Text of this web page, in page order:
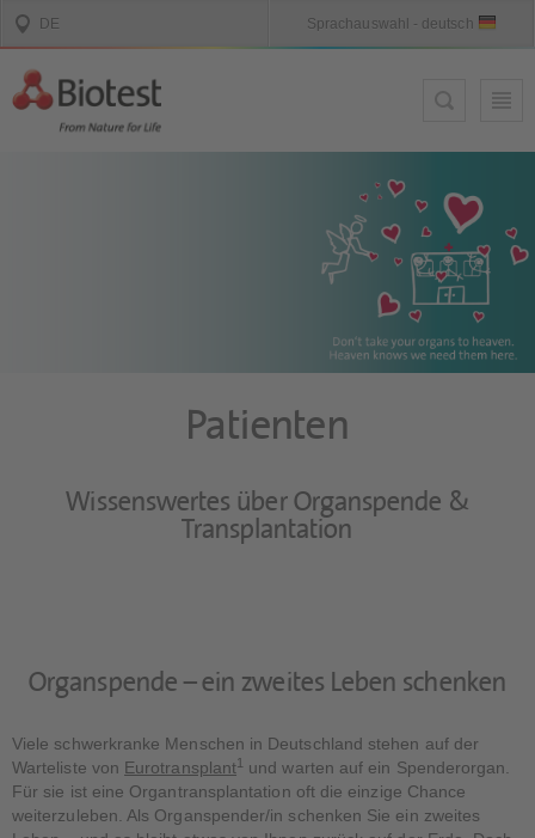
Patienten
Wissenswertes über Organspende &
Transplantation
Organspende – ein zweites Leben schenken
Viele schwerkranke Menschen in Deutschland stehen auf der
Warteliste von Eurotransplant1 und warten auf ein Spenderorgan.
Für sie ist eine Organtransplantation oft die einzige Chance
weiterzuleben. Als Organspender/in schenken Sie ein zweites